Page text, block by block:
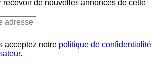
recevoir de nouvelles annonces de cette
acceptez notre politique de confidentialité
.